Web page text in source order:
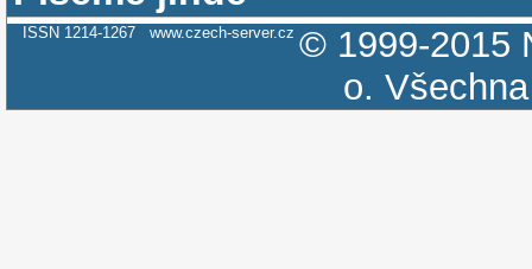
ISSN 1214-1267 www.czech-server.cz © 1999-2015
o.